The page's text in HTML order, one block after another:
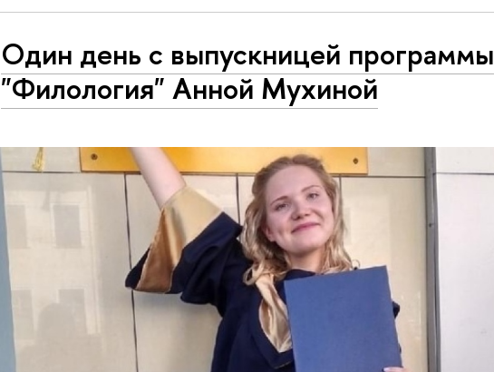
Один день с выпускницей программы
"Филология" Анной Мухиной